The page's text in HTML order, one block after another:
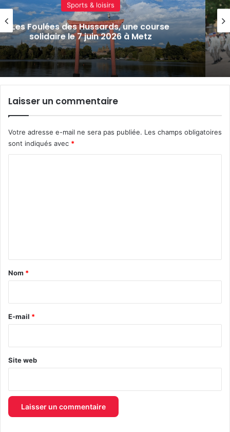
Actualité locale & société
Fête nationale à Metz : revivez en
images le défilé militaire du 13 juillet 2026
Laisser un commentaire
Votre adresse e-mail ne sera pas publiée. Les champs obligatoires
sont indiqués avec *
a
e
Nom *
E-mail *
Site web